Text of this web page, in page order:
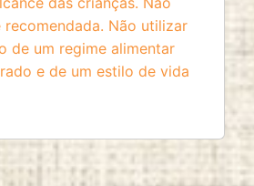
Não utilizar
de um regime alimentar
e de um estilo de vida